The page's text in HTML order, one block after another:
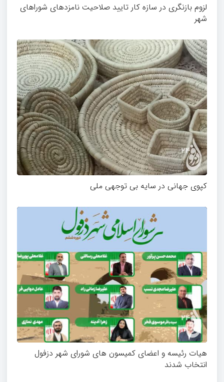
لزوم بازنگری در سازه کار تایید صلاحیت نامزدهای شوراهای
شهر
کپوی جهانی در سایه بی توجهی ملی
هیات رئیسه و اعضای کمیسون های شورای شهر دزفول
انتخاب شدند